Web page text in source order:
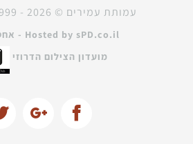
עמותת עמירים © Copyright 1999 - 2026
Hosted by sPD.co.il - אחסון אתרים
מועדון הצילום הדרוזי
Facebook